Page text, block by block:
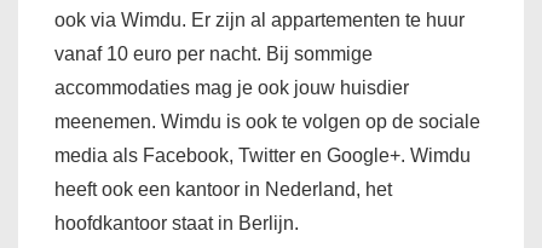
ook via Wimdu. Er zijn al appartementen te huur
vanaf 10 euro per nacht. Bij sommige
accommodaties mag je ook jouw huisdier
meenemen. Wimdu is ook te volgen op de sociale
media als Facebook, Twitter en Google+. Wimdu
heeft ook een kantoor in Nederland, het
hoofdkantoor staat in Berlijn.